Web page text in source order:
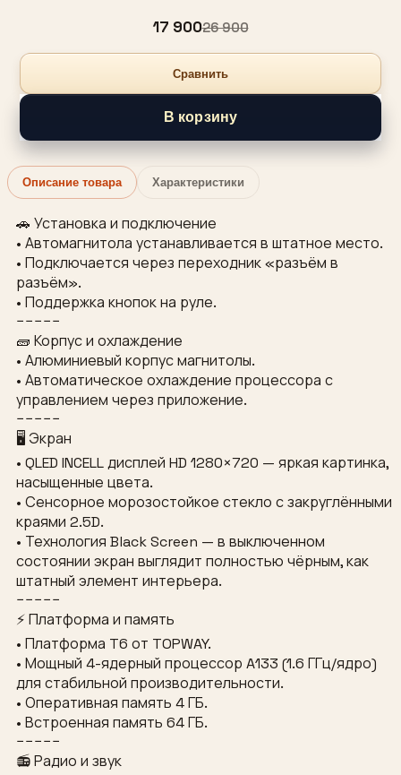
17 90026 900
Сравнить
В корзину
Описание товара Характеристики
🚗 Установка и подключение
• Автомагнитола устанавливается в штатное место.
• Подключается через переходник «разъём в
разъём».
• Поддержка кнопок на руле.
−−−−−
🧱 Корпус и охлаждение
• Алюминиевый корпус магнитолы.
• Автоматическое охлаждение процессора с
управлением через приложение.
−−−−−
🖥 Экран
• QLED INCELL дисплей HD 1280×720 — яркая картинка,
насыщенные цвета.
• Сенсорное морозостойкое стекло с закруглёнными
краями 2.5D.
• Технология Black Screen — в выключенном
состоянии экран выглядит полностью чёрным, как
штатный элемент интерьера.
−−−−−
⚡ Платформа и память
• Платформа T6 от TOPWAY.
• Мощный 4-ядерный процессор A133 (1.6 ГГц/ядро)
для стабильной производительности.
• Оперативная память 4 ГБ.
• Встроенная память 64 ГБ.
−−−−−
📻 Радио и звук